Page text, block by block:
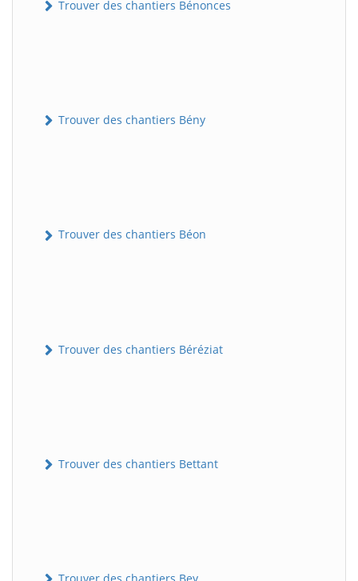
Trouver des chantiers Bénonces
Trouver des chantiers Bény
Trouver des chantiers Béon
Trouver des chantiers Béréziat
Trouver des chantiers Bettant